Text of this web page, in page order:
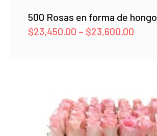
500 Rosas en forma de hongo
$23,450.00 – $23,600.00